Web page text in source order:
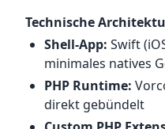
Technische
Shell-App: Swift
minimales natives
PHP Runtime:
direkt gebündelt